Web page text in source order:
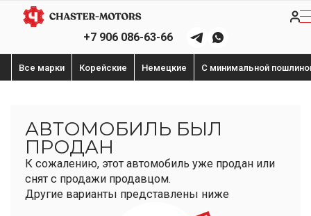
+7 906 086-63-66
Все марки Корейские Немецкие С минимальной
АВТОМОБИЛЬ БЫЛ
ПРОДАН
К сожалению, этот автомобиль уже продан или
снят с продажи продавцом.
Другие варианты представлены ниже